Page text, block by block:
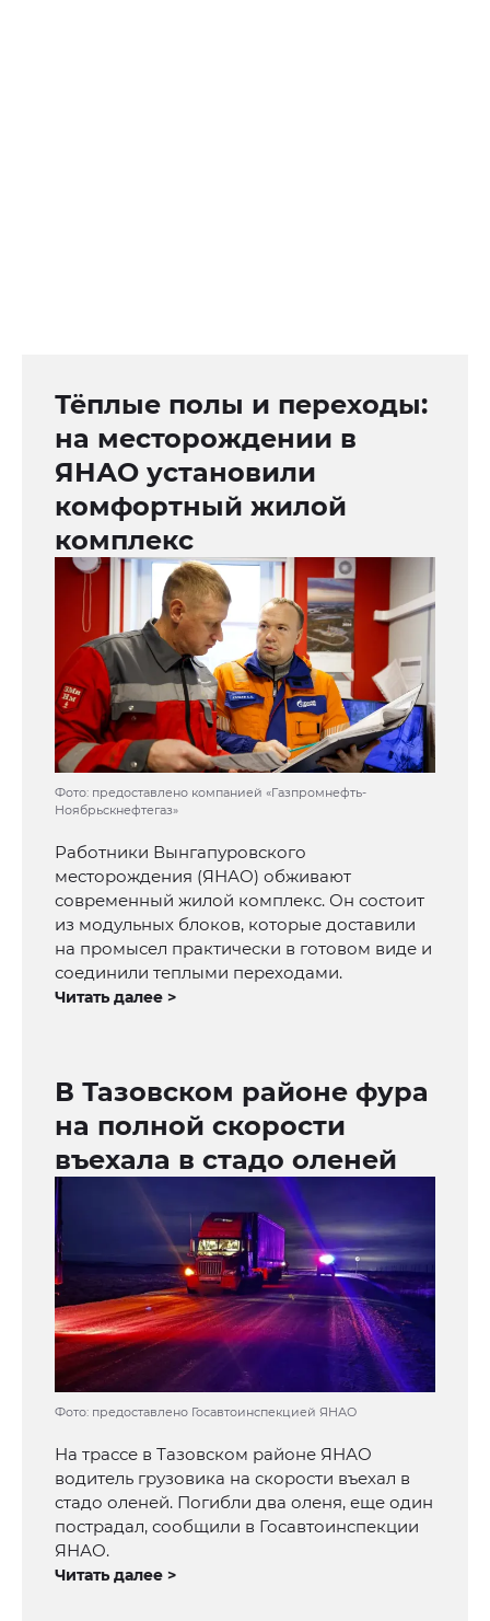
Тёплые полы и переходы:
на месторождении в
ЯНАО установили
комфортный жилой
комплекс
Фото: предоставлено компанией «Газпромнефть-
Ноябрьскнефтегаз»
Работники Вынгапуровского
месторождения (ЯНАО) обживают
современный жилой комплекс. Он состоит
из модульных блоков, которые доставили
на промысел практически в готовом виде и
соединили теплыми переходами.
Читать далее >
В Тазовском районе фура
на полной скорости
въехала в стадо оленей
Фото: предоставлено Госавтоинспекцией ЯНАО
На трассе в Тазовском районе ЯНАО
водитель грузовика на скорости въехал в
стадо оленей. Погибли два оленя, еще один
пострадал, сообщили в Госавтоинспекции
ЯНАО.
Читать далее >